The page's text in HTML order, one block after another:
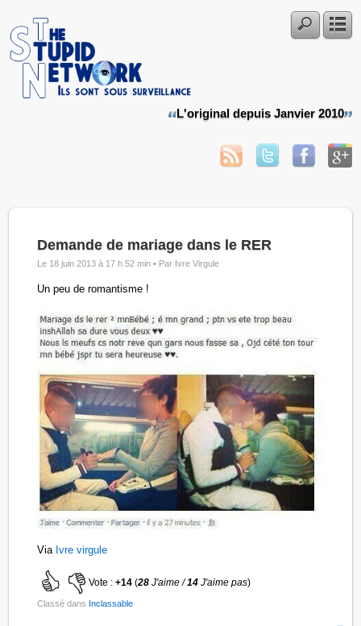
L'original depuis Janvier 2010
Demande de mariage dans le RER
Le 18 juin 2013 à 17 h 52 min • Par Ivre Virgule
Un peu de romantisme !
Via Ivre virgule
Vote :+14 (28J'aime /14 J'aime pas)
Classé dans Inclassable